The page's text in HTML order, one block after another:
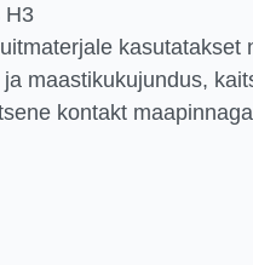
H3
kasutatakset
maastikukujundus,
kontakt maapinnaga